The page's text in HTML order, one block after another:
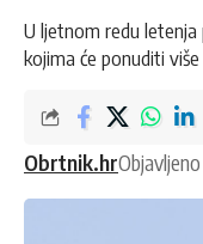
U ljetnom redu
kojima će ponuditi
Obrtnik.hr